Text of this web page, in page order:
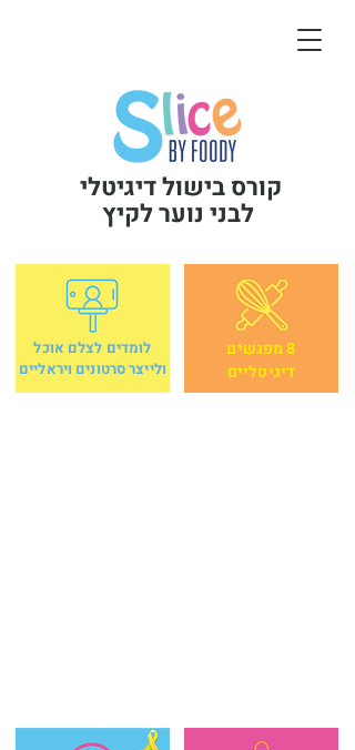
לבני נוער לקיץ
לומדים לצלם אוכל
ולייצר סרטונים ויראליים
8 מפגשים
דיגיטליים